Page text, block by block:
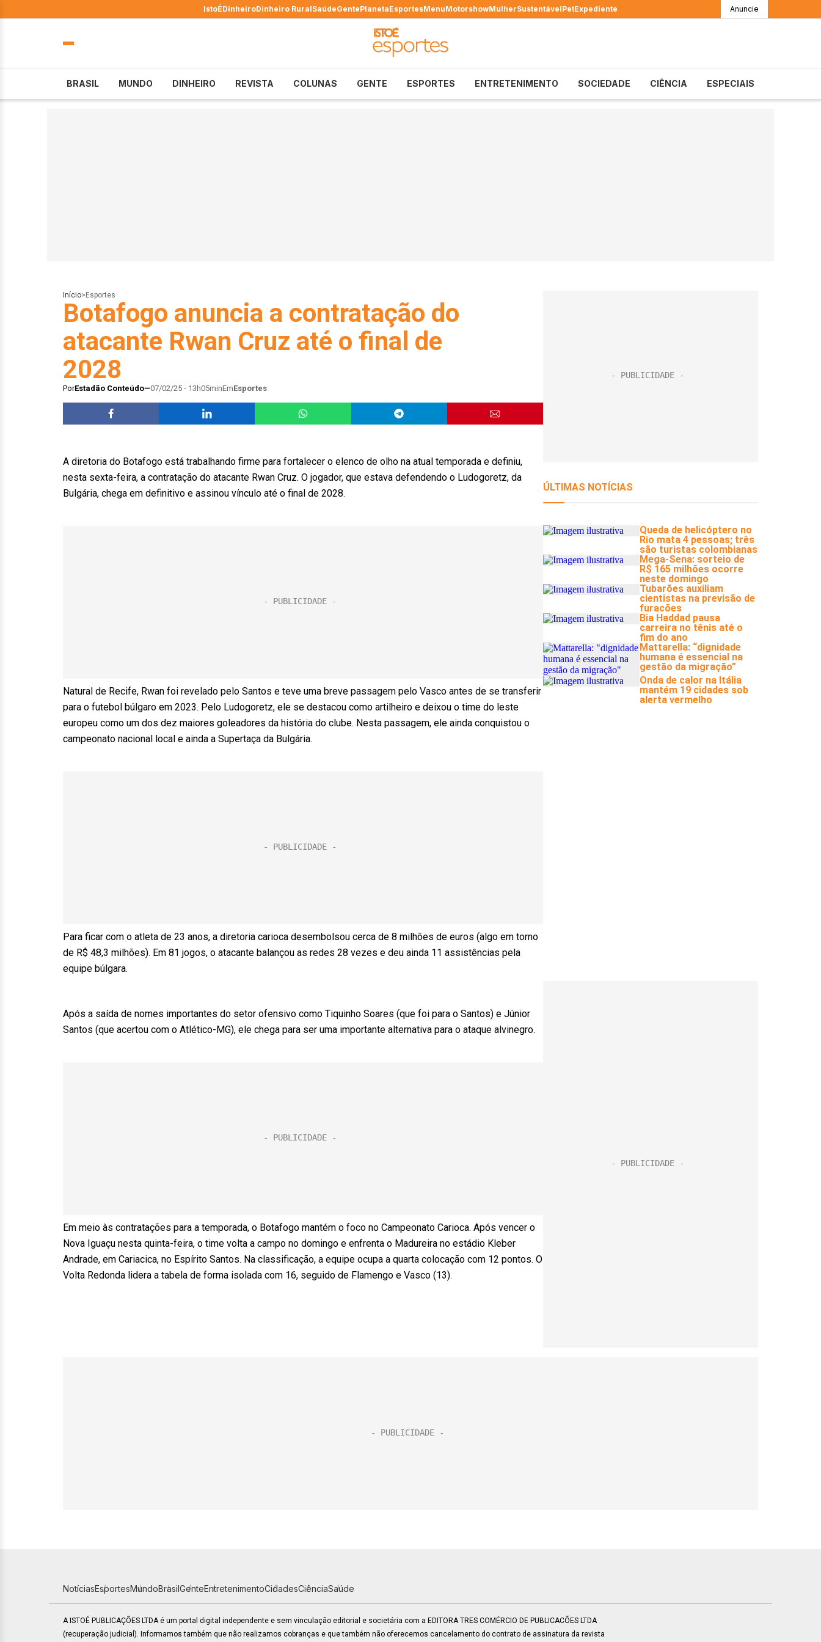
IstoÉDinheiroDinheiro RuralSaúdeGentePlanetaEsportesMenuMotorshowMulherSustentávelPetExpediente Anuncie
BRASIL MUNDO DINHEIRO REVISTA COLUNAS GENTE ESPORTES ENTRETENIMENTO SOCIEDADE CIÊNCIA ESPECIAIS
Início> Esportes
Botafogo anuncia a contratação do
atacante Rwan Cruz até o final de
2028
PorEstadão Conteúdo 07/02/25 - 13h05minEmEsportes
A diretoria do Botafogo está trabalhando firme para fortalecer o elenco de olho na atual temporada e definiu,
nesta sexta-feira, a contratação do atacante Rwan Cruz. O jogador, que estava defendendo o Ludogoretz, da
Bulgária, chega em definitivo e assinou vínculo até o final de 2028.
Natural de Recife, Rwan foi revelado pelo Santos e teve uma breve passagem pelo Vasco antes de se transferir
para o futebol búlgaro em 2023. Pelo Ludogoretz, ele se destacou como artilheiro e deixou o time do leste
europeu como um dos dez maiores goleadores da história do clube. Nesta passagem, ele ainda conquistou o
campeonato nacional local e ainda a Supertaça da Bulgária.
Para ficar com o atleta de 23 anos, a diretoria carioca desembolsou cerca de 8 milhões de euros (algo em torno
de R$ 48,3 milhões). Em 81 jogos, o atacante balançou as redes 28 vezes e deu ainda 11 assistências pela
equipe búlgara.
Após a saída de nomes importantes do setor ofensivo como Tiquinho Soares (que foi para o Santos) e Júnior
Santos (que acertou com o Atlético-MG), ele chega para ser uma importante alternativa para o ataque alvinegro.
Em meio às contratações para a temporada, o Botafogo mantém o foco no Campeonato Carioca. Após vencer o
Nova Iguaçu nesta quinta-feira, o time volta a campo no domingo e enfrenta o Madureira no estádio Kleber
Andrade, em Cariacica, no Espírito Santos. Na classificação, a equipe ocupa a quarta colocação com 12 pontos. O
Volta Redonda lidera a tabela de forma isolada com 16, seguido de Flamengo e Vasco (13).
NotíciasEsportesMundoBrasilGenteEntretenimentoCidadesCiênciaSaúde
A ISTOÉ PUBLICAÇÕES LTDA é um portal digital independente e sem vinculação editorial e societária com a EDITORA TRES COMÉRCIO DE PUBLICACÕES LTDA
(recuperação judicial). Informamos também que não realizamos cobranças e que também não oferecemos cancelamento do contrato de assinatura da revista